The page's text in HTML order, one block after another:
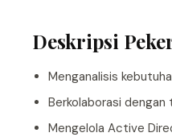
Deskripsi
Menganalisis
Berkolaborasi dengan
Mengelola Active